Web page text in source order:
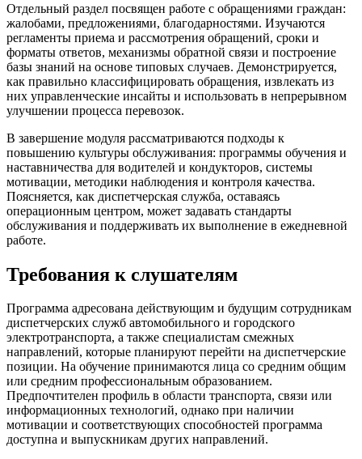
Отдельный раздел посвящен работе с обращениями граждан:
жалобами, предложениями, благодарностями. Изучаются
регламенты приема и рассмотрения обращений, сроки и
форматы ответов, механизмы обратной связи и построение
базы знаний на основе типовых случаев. Демонстрируется,
как правильно классифицировать обращения, извлекать из
них управленческие инсайты и использовать в непрерывном
улучшении процесса перевозок.
В завершение модуля рассматриваются подходы к
повышению культуры обслуживания: программы обучения и
наставничества для водителей и кондукторов, системы
мотивации, методики наблюдения и контроля качества.
Поясняется, как диспетчерская служба, оставаясь
операционным центром, может задавать стандарты
обслуживания и поддерживать их выполнение в ежедневной
работе.
Требования к слушателям
Программа адресована действующим и будущим сотрудникам
диспетчерских служб автомобильного и городского
электротранспорта, а также специалистам смежных
направлений, которые планируют перейти на диспетчерские
позиции. На обучение принимаются лица со средним общим
или средним профессиональным образованием.
Предпочтителен профиль в области транспорта, связи или
информационных технологий, однако при наличии
мотивации и соответствующих способностей программа
доступна и выпускникам других направлений.